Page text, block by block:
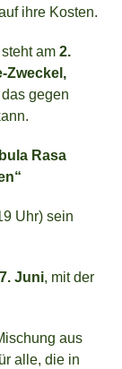
ihre Kosten.
steht am2.
Zweckel,
gegen
Rasa
Uhr) sein
7. Juni, mit der
aus
alle, die in